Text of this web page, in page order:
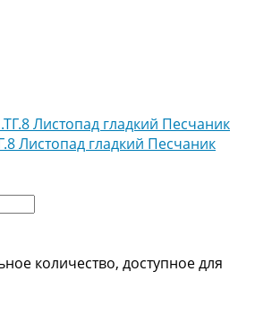
Листопад гладкий Песчаник
количество, доступное для